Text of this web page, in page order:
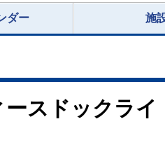
ダー 施
スドックラ